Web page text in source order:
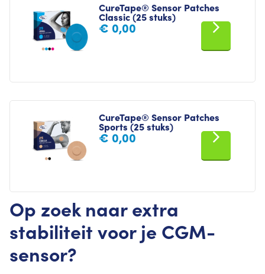
CureTape® Sensor Patches
Classic (25 stuks)
€ 0,00
CureTape® Sensor Patches
Sports (25 stuks)
€ 0,00
Op zoek naar extra
stabiliteit voor je CGM-
sensor?